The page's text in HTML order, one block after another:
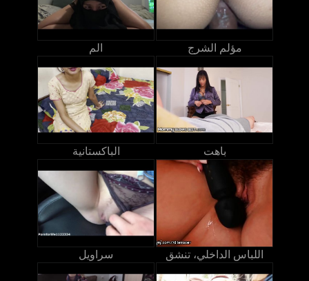
الم مؤلم الشرج
الباكستانية باهت
سراويل اللباس الداخلي، تنشق